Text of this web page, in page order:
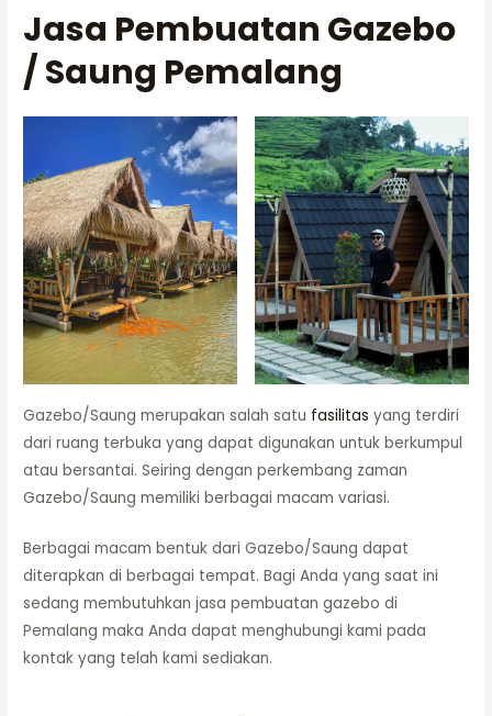
Jasa Pembuatan Gazebo
/ Saung Pemalang
Gazebo/Saung merupakan salah satu fasilitas yang terdiri
dari ruang terbuka yang dapat digunakan untuk berkumpul
atau bersantai. Seiring dengan perkembang zaman
Gazebo/Saung memiliki berbagai macam variasi.
Berbagai macam bentuk dari Gazebo/Saung dapat
diterapkan di berbagai tempat. Bagi Anda yang saat ini
sedang membutuhkan jasa pembuatan gazebo di
Pemalang maka Anda dapat menghubungi kami pada
kontak yang telah kami sediakan.